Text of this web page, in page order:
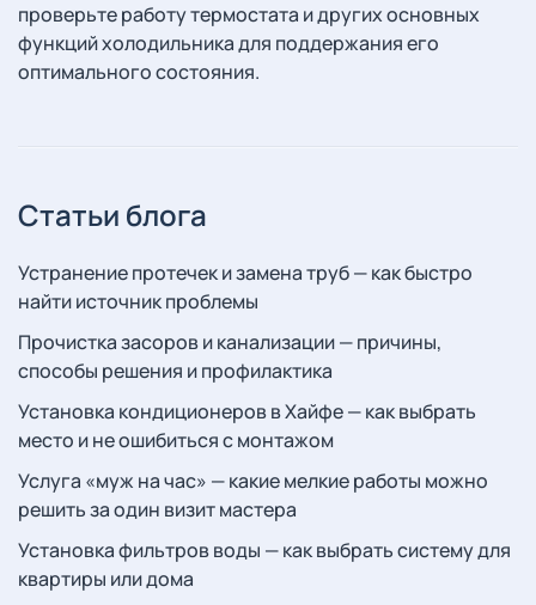
проверьте работу термостата и других основных
функций холодильника для поддержания его
оптимального состояния.
Статьи блога
Устранение протечек и замена труб — как быстро
найти источник проблемы
Прочистка засоров и канализации — причины,
способы решения и профилактика
Установка кондиционеров в Хайфе — как выбрать
место и не ошибиться с монтажом
Услуга «муж на час» — какие мелкие работы можно
решить за один визит мастера
Установка фильтров воды — как выбрать систему для
квартиры или дома